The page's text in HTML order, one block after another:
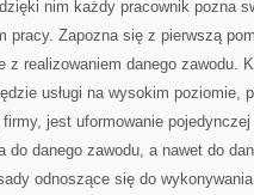
nim każdy pracownik pozna
pracy. Zapozna się z pierwszą
z realizowaniem danego zawodu.
usługi na wysokim poziomie,
firmy, jest uformowanie
do danego zawodu, a nawet do
odnoszące się do